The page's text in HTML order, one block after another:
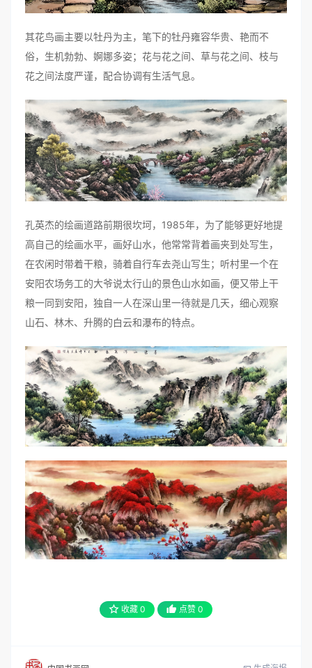
其花鸟画主要以牡丹为主，笔下的牡丹雍容华贵、艳而不
俗，生机勃勃、婀娜多姿；花与花之间、草与花之间、枝与
花之间法度严谨，配合协调有生活气息。
孔英杰的绘画道路前期很坎坷，1985年，为了能够更好地提
高自己的绘画水平，画好山水，他常常背着画夹到处写生，
在农闲时带着干粮，骑着自行车去尧山写生；听村里一个在
安阳农场务工的大爷说太行山的景色山水如画，便又带上干
粮一同到安阳，独自一人在深山里一待就是几天，细心观察
山石、林木、升腾的白云和瀑布的特点。
收藏 0 点赞 0